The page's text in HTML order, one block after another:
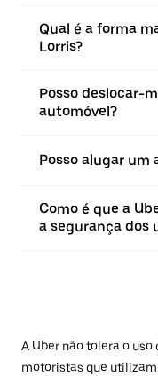
Qual é a forma
Lorris?
Posso deslocar-
automóvel?
Posso alugar um
Como é que a
a segurança dos
A Uber não tolera o
motoristas que